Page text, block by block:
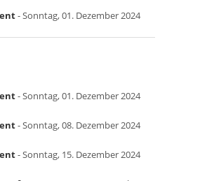
- Sonntag, 01. Dezember 2024
- Sonntag, 01. Dezember 2024
- Sonntag, 08. Dezember 2024
- Sonntag, 15. Dezember 2024